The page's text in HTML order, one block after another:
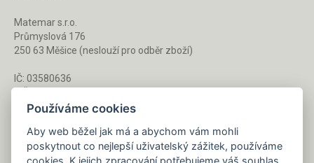
Matemar s.r.o.
Průmyslová 176
250 63 Měšice (neslouží pro odběr zboží)
IČ: 03580636
Po - Pá 8 - 16 h
Používáme cookies
Aby web běžel jak má a abychom vám mohli
poskytnout co nejlepší uživatelský zážitek, používáme
cookies. K jejich zpracování potřebujeme váš souhlas.